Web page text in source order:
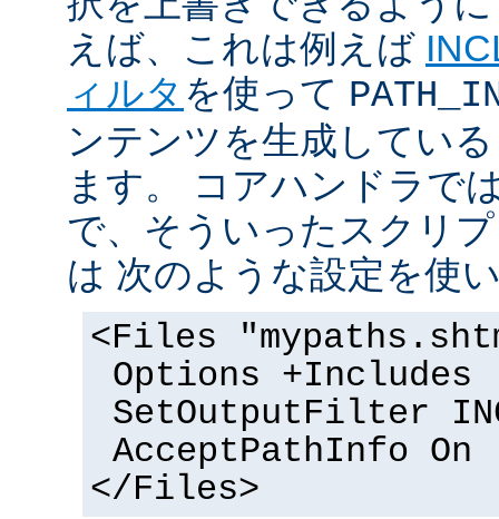
えば、これは例えば
ィルタ を使って
ンテンツを生成してい
ます。 コアハンドラで
で、そういったスクリ
は 次のような設定を使
<Files
Options +Includes
SetOutputFilter
AcceptPathInfo On
</Files>